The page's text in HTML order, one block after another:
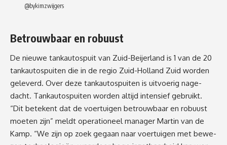
@bykimzwijgers
Betrouwbaar en robuust
De nieuwe tankautospuit van Zuid-Beijerland is 1 van de 20
tank­au­to­spui­ten die in de regio Zuid-Holland Zuid wor­den
geleverd. Over deze tankautospuiten is uit­voe­rig na­ge­
dacht. Tankautospuiten worden altijd in­ten­sief ge­bruikt.
“Dit be­te­kent dat de voertuigen be­trouw­ba­ar en ro­buus­t
moeten zijn” meldt operationeel manager Martin van de
Kamp. “We zijn op zoek gegaan naar voer­tui­gen met be­we­